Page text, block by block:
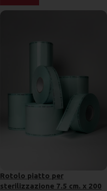
Rotolo piatto per
sterilizzazione 7.5 cm. x 200